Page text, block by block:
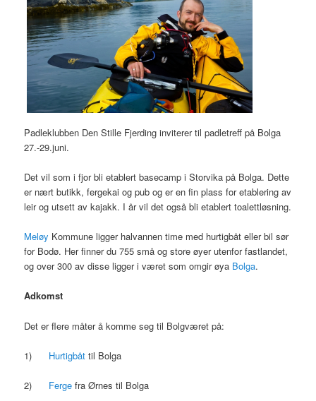
Padleklubben Den Stille Fjerding inviterer til padletreff på Bolga
27.-29.juni.
Det vil som i fjor bli etablert basecamp i Storvika på Bolga. Dette
er nært butikk, fergekai og pub og er en fin plass for etablering av
leir og utsett av kajakk. I år vil det også bli etablert toalettløsning.
Meløy Kommune ligger halvannen time med hurtigbåt eller bil sør
for Bodø. Her finner du 755 små og store øyer utenfor fastlandet,
og over 300 av disse ligger i været som omgir øya Bolga.
Adkomst
Det er flere måter å komme seg til Bolgværet på:
1) Hurtigbåttil Bolga
2) Fergefra Ørnes til Bolga